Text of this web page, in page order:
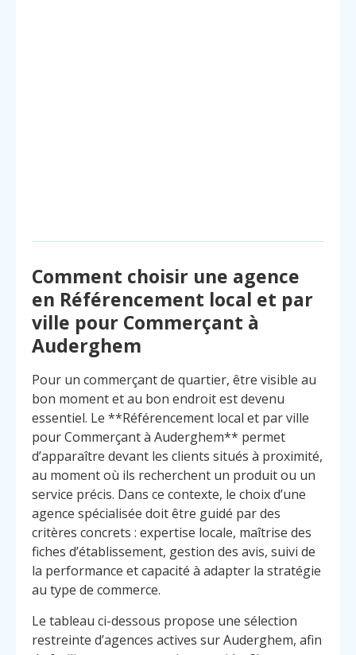
Comment choisir une agence
en Référencement local et par
ville pour Commerçant à
Auderghem
Pour un commerçant de quartier, être visible au
bon moment et au bon endroit est devenu
essentiel. Le **Référencement local et par ville
pour Commerçant à Auderghem** permet
d’apparaître devant les clients situés à proximité,
au moment où ils recherchent un produit ou un
service précis. Dans ce contexte, le choix d’une
agence spécialisée doit être guidé par des
critères concrets : expertise locale, maîtrise des
fiches d’établissement, gestion des avis, suivi de
la performance et capacité à adapter la stratégie
au type de commerce.
Le tableau ci-dessous propose une sélection
restreinte d’agences actives sur Auderghem, afin